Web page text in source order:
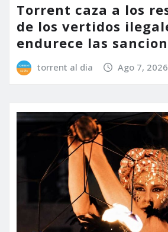
Torrent caza a los
de los vertidos
endurece las
torrent al dia Ago 7, 2026